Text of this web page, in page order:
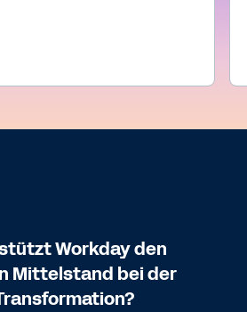
Workday den
Mittelstand bei der